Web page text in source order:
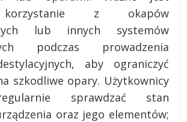
z okapów
lub innych systemów
podczas prowadzenia
aby ograniczyć
szkodliwe opary. Użytkownicy
sprawdzać stan
oraz jego elementów;